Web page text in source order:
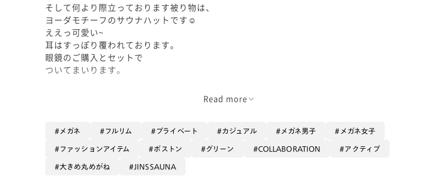
そして何より際立っております被り物は、
ヨーダモチーフのサウナハットです☺︎
ええっ可愛い~
耳はすっぽり覆われております。
眼鏡のご購入とセットで
ついてまいります。
サウナやお風呂でも、普段使いの眼鏡にも◎
JINS SAUNAに、
STARWARSデザインが仲間入りしました:)
ヨーダモデルは、言わずもがな
Read more
メガネ フルリム プライベート カジュアル メガネ男子 メガネ女子
ファッションアイテム ボストン グリーン COLLABORATION アクティブ
大きめ丸めがね JINSSAUNA